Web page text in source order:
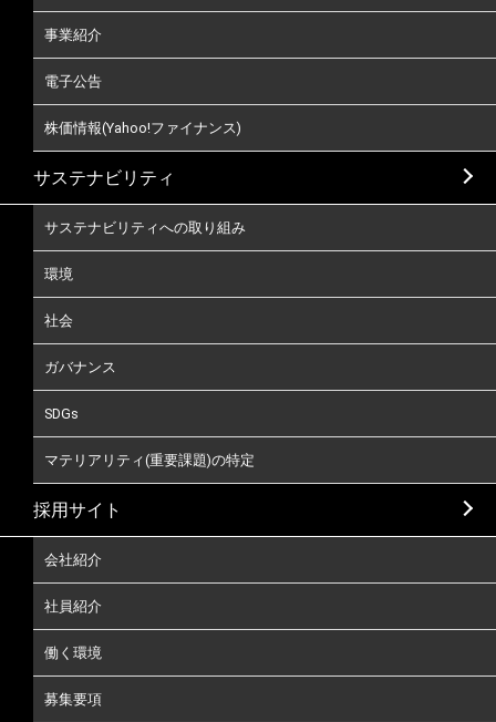
事業紹介
電子公告
株価情報(Yahoo!ファイナンス)
サステナビリティ
サステナビリティへの取り組み
環境
社会
ガバナンス
SDGs
マテリアリティ(重要課題)の特定
採用サイト
会社紹介
社員紹介
働く環境
募集要項